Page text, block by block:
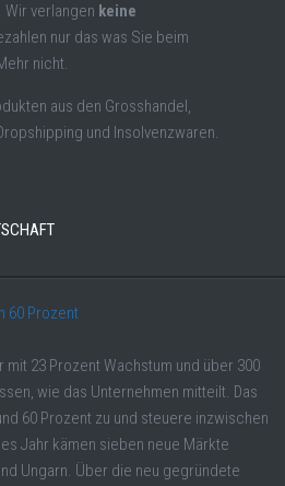
verlangen keine
nur das was Sie beim
nicht.
aus den Grosshandel,
und Insolvenzwaren.
60 Prozent
23 Prozent Wachstum und über 300
wie das Unternehmen mitteilt. Das
60 Prozent zu und steuere inzwischen
Jahr kämen sieben neue Märkte
Ungarn. Über die neu gegründete